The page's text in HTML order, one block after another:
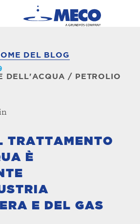
DEL BLOG
DELL'ACQUA /
PETROLIO
TRATTAMENTO
È
E DEL GAS